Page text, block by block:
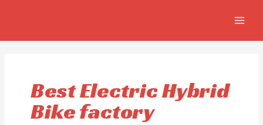
Best Electric Hybrid
Bike factory